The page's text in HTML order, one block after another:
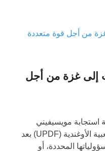
إلى غزة من أجل
استجابة مويسيفيني
الإيجابية، لم تنتهِ قوات الدفاع الشعبية الأوغندية (UPDF) بعد
المحددة، أو